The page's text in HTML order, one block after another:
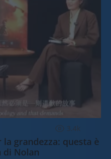
3.4k
la grandezza: questa è
di Nolan